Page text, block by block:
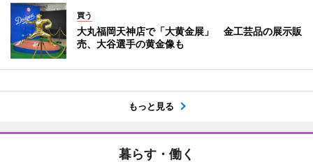
買う
大丸福岡天神店で「大黄金展」 金工芸品の展示販
売、大谷選手の黄金像も
もっと見る
暮らす・働く